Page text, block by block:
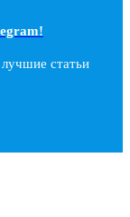
статьи